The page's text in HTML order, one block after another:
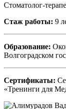
Стоматолог-
Стаж работы: 9
Образование:
Волгоградском
Сертификаты:
«Тренинги для